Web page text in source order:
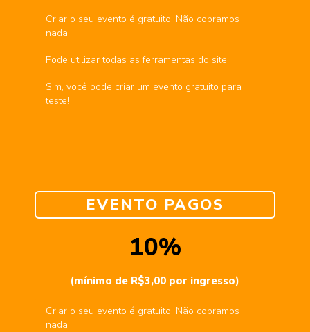
Criar o seu evento é gratuito! Não cobramos
nada!
Pode utilizar todas as ferramentas do site
Sim, você pode criar um evento gratuito para
teste!
EVENTO PAGOS
10%
(mínimo de R$3,00 por ingresso)
Criar o seu evento é gratuito! Não cobramos
nada!